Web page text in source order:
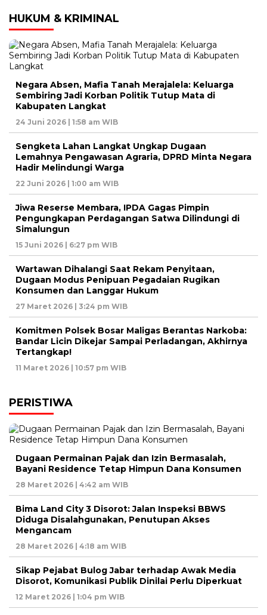
HUKUM & KRIMINAL
Negara Absen, Mafia Tanah Merajalela: Keluarga
Sembiring Jadi Korban Politik Tutup Mata di
Kabupaten Langkat
24 Juni 2026 | 1:58 am WIB
Sengketa Lahan Langkat Ungkap Dugaan
Lemahnya Pengawasan Agraria, DPRD Minta Negara
Hadir Melindungi Warga
22 Juni 2026 | 1:00 am WIB
Jiwa Reserse Membara, IPDA Gagas Pimpin
Pengungkapan Perdagangan Satwa Dilindungi di
Simalungun
15 Juni 2026 | 6:27 pm WIB
Wartawan Dihalangi Saat Rekam Penyitaan,
Dugaan Modus Penipuan Pegadaian Rugikan
Konsumen dan Langgar Hukum
27 Maret 2026 | 3:24 pm WIB
Komitmen Polsek Bosar Maligas Berantas Narkoba:
Bandar Licin Dikejar Sampai Perladangan, Akhirnya
Tertangkap!
11 Maret 2026 | 10:57 pm WIB
PERISTIWA
Dugaan Permainan Pajak dan Izin Bermasalah,
Bayani Residence Tetap Himpun Dana Konsumen
28 Maret 2026 | 4:42 am WIB
Bima Land City 3 Disorot: Jalan Inspeksi BBWS
Diduga Disalahgunakan, Penutupan Akses
Mengancam
28 Maret 2026 | 4:18 am WIB
Sikap Pejabat Bulog Jabar terhadap Awak Media
Disorot, Komunikasi Publik Dinilai Perlu Diperkuat
12 Maret 2026 | 1:04 pm WIB